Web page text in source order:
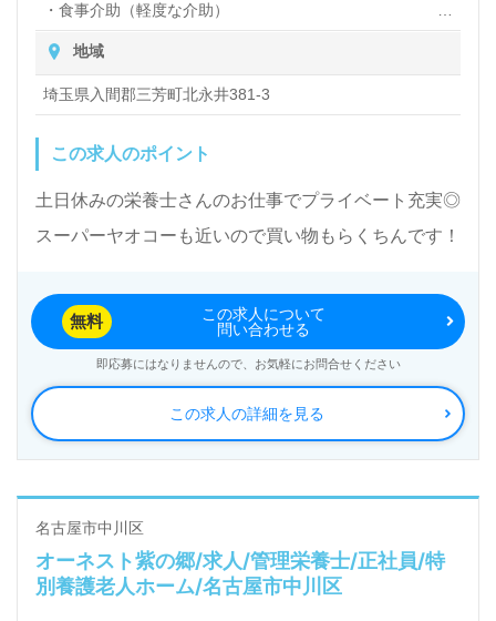
扶養手当
・食事介助（軽度な介助）
・食数管理や食事状況の確認
・栄養指導
地域
埼玉県入間郡三芳町北永井381-3
この求人のポイント
土日休みの栄養士さんのお仕事でプライベート充実◎
スーパーヤオコーも近いので買い物もらくちんです！
この求人の詳細を見る
無料
この求人について
問い合わせる
即応募にはなりませんので、お気軽にお問合せください
名古屋市中川区
オーネスト紫の郷/求人/管理栄養士/正社員/特
別養護老人ホーム/名古屋市中川区